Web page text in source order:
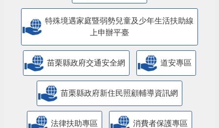
特殊境遇家庭暨弱勢兒童及少年生活扶助線
上申辦平臺
苗栗縣政府交通安全網 道安專區
苗栗縣政府新住民照顧輔導資訊網
法律扶助專區 消費者保護專區